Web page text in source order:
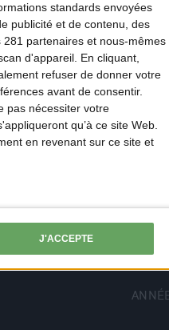
standards envoyées
publicité et de contenu, des
partenaires et nous-mêmes
d'appareil. En cliquant,
refuser de donner votre
avant de consentir.
pas nécessiter votre
qu’à ce site Web.
en revenant sur ce site et
J'ACCEPTE
Précédent